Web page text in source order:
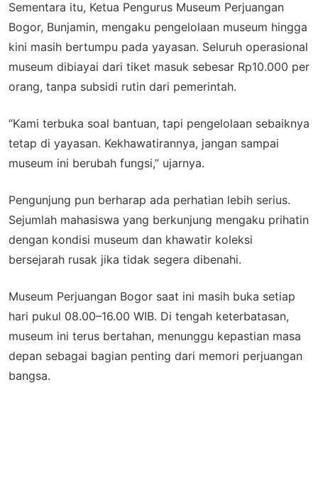
Sementara itu, Ketua Pengurus Museum Perjuangan
Bogor, Bunjamin, mengaku pengelolaan museum hingga
kini masih bertumpu pada yayasan. Seluruh operasional
museum dibiayai dari tiket masuk sebesar Rp10.000 per
orang, tanpa subsidi rutin dari pemerintah.
“Kami terbuka soal bantuan, tapi pengelolaan sebaiknya
tetap di yayasan. Kekhawatirannya, jangan sampai
museum ini berubah fungsi,” ujarnya.
Pengunjung pun berharap ada perhatian lebih serius.
Sejumlah mahasiswa yang berkunjung mengaku prihatin
dengan kondisi museum dan khawatir koleksi
bersejarah rusak jika tidak segera dibenahi.
Museum Perjuangan Bogor saat ini masih buka setiap
hari pukul 08.00–16.00 WIB. Di tengah keterbatasan,
museum ini terus bertahan, menunggu kepastian masa
depan sebagai bagian penting dari memori perjuangan
bangsa.